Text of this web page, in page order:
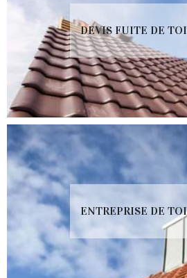
DEVIS FUITE DE
ENTREPRISE DE